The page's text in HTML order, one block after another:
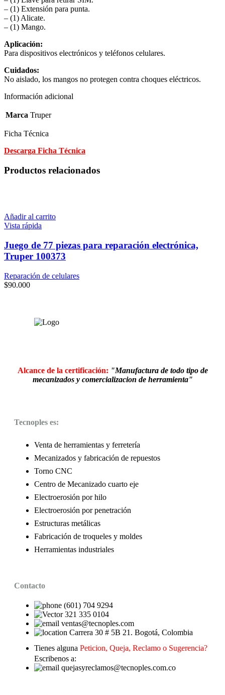
– (1) Extensión para punta.
– (1) Alicate.
– (1) Mango.
Aplicación:
Para dispositivos electrónicos y teléfonos celulares.
Cuidados:
No aislado, los mangos no protegen contra choques eléctricos.
Información adicional
Marca Truper
Ficha Técnica
Descarga Ficha Técnica
Productos relacionados
Añadir al carrito
Vista rápida
Juego de 77 piezas para reparación electrónica,
Truper 100373
Reparación de celulares
$90.000
Alcance de la certificación: "Manufactura de todo tipo de
mecanizados y comercializacion de herramienta"
Tecnoples es:
Venta de herramientas y ferretería
Mecanizados y fabricación de repuestos
Torno CNC
Centro de Mecanizado cuarto eje
Electroerosión por hilo
Electroerosión por penetración
Estructuras metálicas
Fabricación de troqueles y moldes
Herramientas industriales
Contacto
(601) 704 9294
321 335 0104
ventas@tecnoples.com
Carrera 30 # 5B 21. Bogotá, Colombia
Tienes alguna Peticion, Queja, Reclamo o Sugerencia?
Escribenos a:
quejasyreclamos@tecnoples.com.co